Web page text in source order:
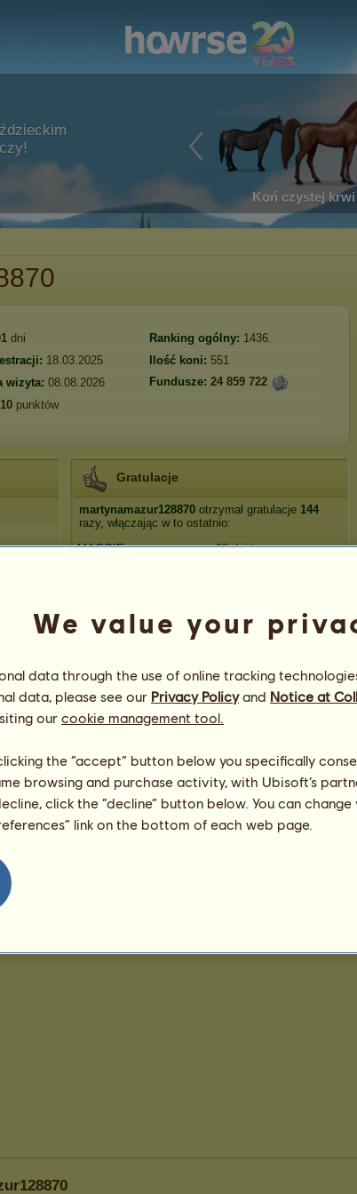
Koń czystej krwi
dni Ranking ogólny: 1436.
18.03.2025 Ilość koni: 551
wizyta: 08.08.2026 Fundusze: 24 859 722
10 punktów
Gratulacje
martynamazur128870 otrzymał gratulacje 144
razy, włączając w to ostatnio:
MAGGIE
28 dni temu
Rainbow_16
34 dni temu
We value your
data through the use of online tracking
data, please see our Privacy Policyand Notice at
our cookie management tool.
the “accept” button below you specifically
browsing and purchase activity, with Ubisoft’s
click the “decline” button below. You can
link on the bottom of each web page.